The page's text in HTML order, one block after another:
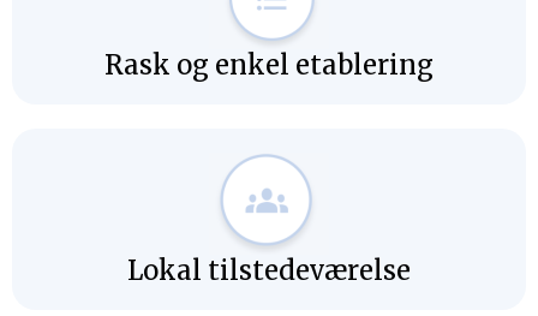
Rask og enkel etablering
Lokal tilstedeværelse